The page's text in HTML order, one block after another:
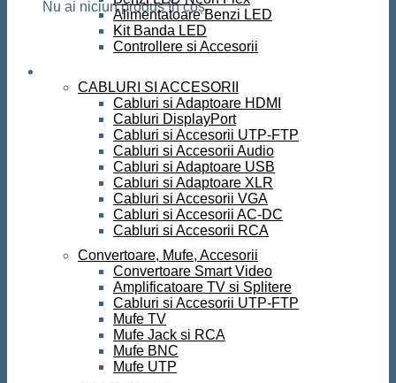
Nu ai niciun produs în coș.
Alimentatoare Benzi LED
Kit Banda LED
Controllere si Accesorii
CABLURI SI ACCESORII
Cabluri si Adaptoare HDMI
Cabluri DisplayPort
Cabluri si Accesorii UTP-FTP
Cabluri si Accesorii Audio
Cabluri si Adaptoare USB
Cabluri si Adaptoare XLR
Cabluri si Accesorii VGA
Cabluri si Accesorii AC-DC
Cabluri si Accesorii RCA
Convertoare, Mufe, Accesorii
Convertoare Smart Video
Amplificatoare TV si Splitere
Cabluri si Accesorii UTP-FTP
Mufe TV
Mufe Jack si RCA
Mufe BNC
Mufe UTP